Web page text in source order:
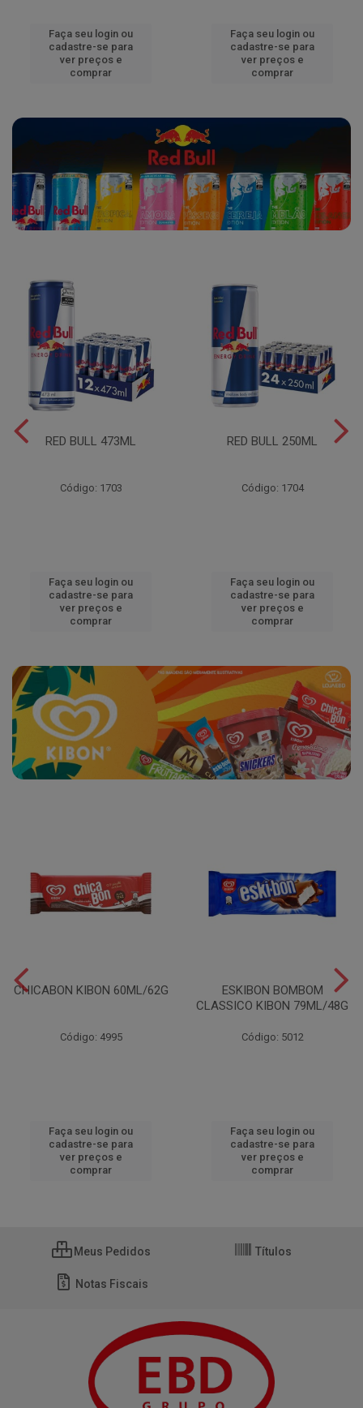
Faça seu login ou
cadastre-se para
ver preços e
comprar
Faça seu login ou
cadastre-se para
ver preços e
comprar
RED BULL 473ML
Código: 1703
Faça seu login ou
cadastre-se para
ver preços e
comprar
RED BULL 250ML
Código: 1704
Faça seu login ou
cadastre-se para
ver preços e
comprar
CHICABON KIBON 60ML/62G
Código: 4995
Faça seu login ou
cadastre-se para
ver preços e
comprar
ESKIBON BOMBOM
CLASSICO KIBON 79ML/48G
Código: 5012
Faça seu login ou
cadastre-se para
ver preços e
comprar
Meus Pedidos Títulos
Notas Fiscais